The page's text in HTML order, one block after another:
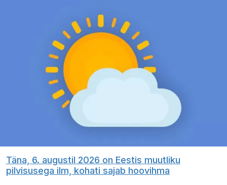
Täna, 6. augustil 2026 on Eestis muutliku
pilvisusega ilm, kohati sajab hoovihma